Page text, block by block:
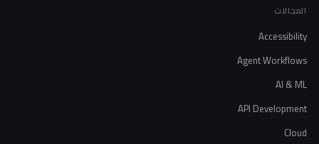
المجالات
Accessibility
Agent Workflows
AI & ML
API Development
Cloud